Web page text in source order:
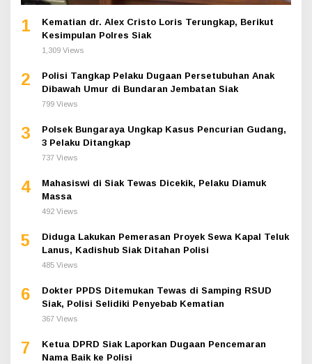
1
Kematian dr. Alex Cristo Loris Terungkap, Berikut
Kesimpulan Polres Siak
1,309 Views
2
Polisi Tangkap Pelaku Dugaan Persetubuhan Anak
Dibawah Umur di Bundaran Jembatan Siak
799 Views
3
Polsek Bungaraya Ungkap Kasus Pencurian Gudang,
3 Pelaku Ditangkap
737 Views
4
Mahasiswi di Siak Tewas Dicekik, Pelaku Diamuk
Massa
492 Views
5
Diduga Lakukan Pemerasan Proyek Sewa Kapal Teluk
Lanus, Kadishub Siak Ditahan Polisi
485 Views
6
Dokter PPDS Ditemukan Tewas di Samping RSUD
Siak, Polisi Selidiki Penyebab Kematian
367 Views
7
Ketua DPRD Siak Laporkan Dugaan Pencemaran
Nama Baik ke Polisi